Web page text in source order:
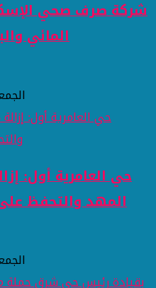
شركة صرف صحي
المائي
الجمعة 07 أغسطس
المهد والتحفظ
الجمعة 07 أغسطس